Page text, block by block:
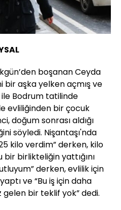
boşanan Ceyda
bir aşka yelken açmış ve
ile Bodrum tatilinde
evliliğinden bir çocuk
doğum sonrası aldığı
söyledi. Nişantaşı'nda
kilo verdim” derken, kilo
birlikteliğin yattığını
derken, evlilik için
ve “Bu iş için daha
gelen bir teklif yok” dedi.